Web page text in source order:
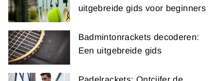
uitgebreide gids voor beginners
Badmintonrackets decoderen:
Een uitgebreide gids